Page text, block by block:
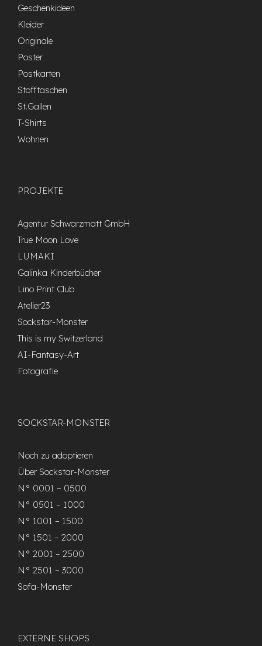
Geschenkideen
Kleider
Originale
Poster
Postkarten
Stofftaschen
St.Gallen
T-Shirts
Wohnen
PROJEKTE
Agentur Schwarzmatt GmbH
True Moon Love
LUMAKI
Galinka Kinderbücher
Lino Print Club
Atelier23
Sockstar-Monster
This is my Switzerland
AI-Fantasy-Art
Fotografie
SOCKSTAR-MONSTER
Noch zu adoptieren
Über Sockstar-Monster
N° 0001 – 0500
N° 0501 – 1000
N° 1001 – 1500
N° 1501 – 2000
N° 2001 – 2500
N° 2501 – 3000
Sofa-Monster
EXTERNE SHOPS